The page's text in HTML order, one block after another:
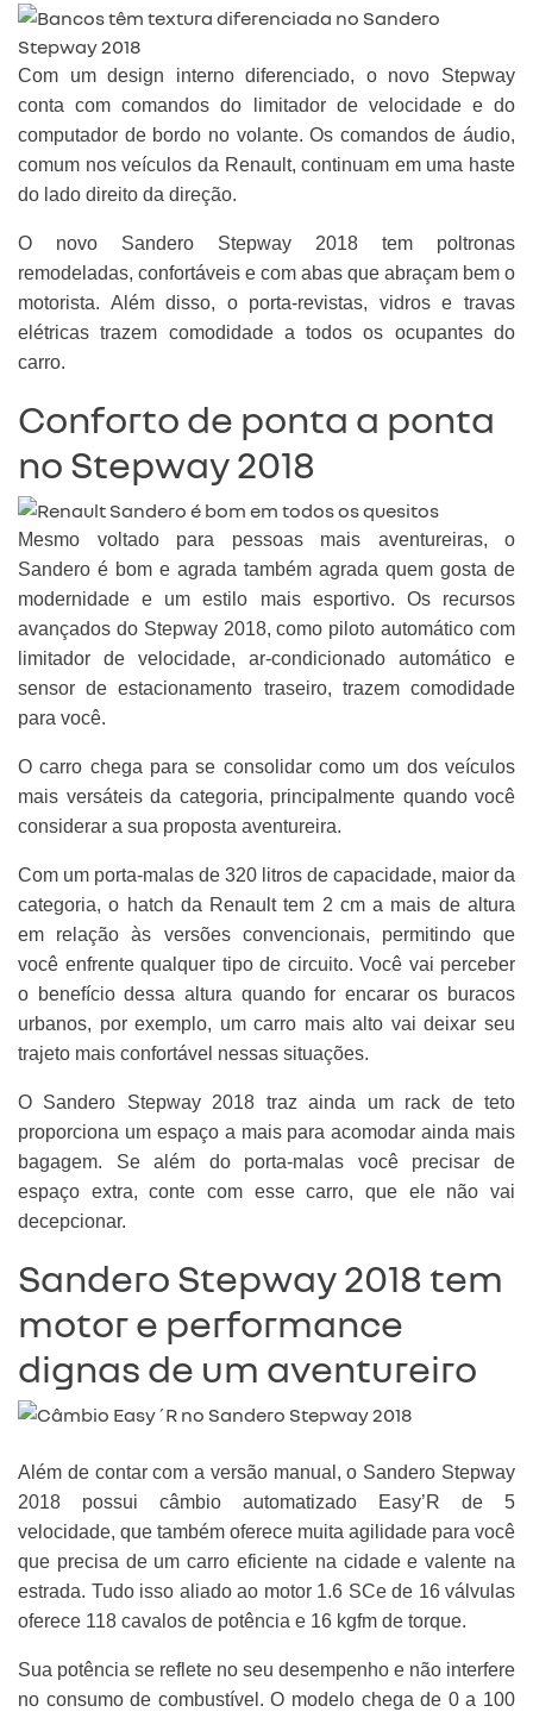
Com um design interno diferenciado, o novo Stepway
conta com comandos do limitador de velocidade e do
computador de bordo no volante. Os comandos de áudio,
comum nos veículos da Renault, continuam em uma haste
do lado direito da direção.
O novo Sandero Stepway 2018 tem poltronas
remodeladas, confortáveis e com abas que abraçam bem o
motorista. Além disso, o porta-revistas, vidros e travas
elétricas trazem comodidade a todos os ocupantes do
carro.
Conforto de ponta a ponta
no Stepway 2018
Mesmo voltado para pessoas mais aventureiras, o
Sandero é bom e agrada também agrada quem gosta de
modernidade e um estilo mais esportivo. Os recursos
avançados do Stepway 2018, como piloto automático com
limitador de velocidade, ar-condicionado automático e
sensor de estacionamento traseiro, trazem comodidade
para você.
O carro chega para se consolidar como um dos veículos
mais versáteis da categoria, principalmente quando você
considerar a sua proposta aventureira.
Com um porta-malas de 320 litros de capacidade, maior da
categoria, o hatch da Renault tem 2 cm a mais de altura
em relação às versões convencionais, permitindo que
você enfrente qualquer tipo de circuito. Você vai perceber
o benefício dessa altura quando for encarar os buracos
urbanos, por exemplo, um carro mais alto vai deixar seu
trajeto mais confortável nessas situações.
O Sandero Stepway 2018 traz ainda um rack de teto
proporciona um espaço a mais para acomodar ainda mais
bagagem. Se além do porta-malas você precisar de
espaço extra, conte com esse carro, que ele não vai
decepcionar.
Sandero Stepway 2018 tem
motor e performance
dignas de um aventureiro
Além de contar com a versão manual, o Sandero Stepway
2018 possui câmbio automatizado Easy’R de 5
velocidade, que também oferece muita agilidade para você
que precisa de um carro eficiente na cidade e valente na
estrada. Tudo isso aliado ao motor 1.6 SCe de 16 válvulas
oferece 118 cavalos de potência e 16 kgfm de torque.
Sua potência se reflete no seu desempenho e não interfere
no consumo de combustível. O modelo chega de 0 a 100